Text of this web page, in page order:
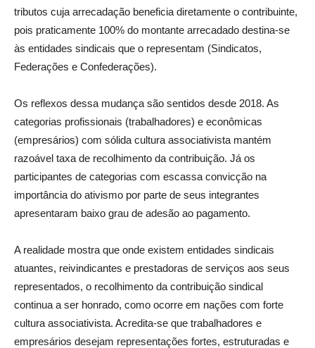
tributos cuja arrecadação beneficia diretamente o contribuinte,
pois praticamente 100% do montante arrecadado destina-se
às entidades sindicais que o representam (Sindicatos,
Federações e Confederações).
Os reflexos dessa mudança são sentidos desde 2018. As
categorias profissionais (trabalhadores) e econômicas
(empresários) com sólida cultura associativista mantém
razoável taxa de recolhimento da contribuição. Já os
participantes de categorias com escassa convicção na
importância do ativismo por parte de seus integrantes
apresentaram baixo grau de adesão ao pagamento.
A realidade mostra que onde existem entidades sindicais
atuantes, reivindicantes e prestadoras de serviços aos seus
representados, o recolhimento da contribuição sindical
continua a ser honrado, como ocorre em nações com forte
cultura associativista. Acredita-se que trabalhadores e
empresários desejam representações fortes, estruturadas e